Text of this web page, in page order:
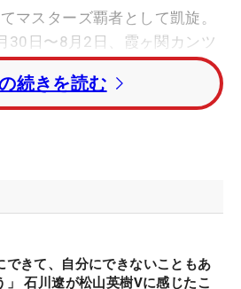
マスターズ覇者として凱旋。
30日〜8月2日、霞ヶ関カンツ
）でのメダル獲得に期待は高ま
とそこがグリーンジャケット
の試合となることが濃厚だ。
ろはあります」と前置きした
選ばれると思いますので、そ
です」と意欲を見せた。
続きを読む
できて、自分にできないこともあ
」 石川遼が松山英樹Vに感じたこ